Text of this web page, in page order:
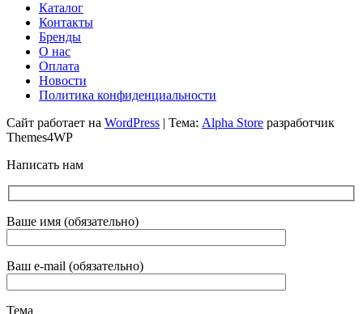
Каталог
Контакты
Бренды
О нас
Оплата
Новости
Политика конфиденциальности
Сайт работает на WordPress | Тема: Alpha Store разработчик
Themes4WP
Написать нам
Ваше имя (обязательно)
Ваш e-mail (обязательно)
Тема